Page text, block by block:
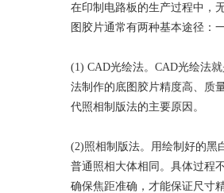
在印制电路板的生产过程中，
图胶片通常有两种基本途径：
(1) CAD光绘法。CAD光绘法
法制作的底图胶片精度高、质
代照相制版法的主要原因。
(2)照相制版法。用绘制好的黑
普通照相大体相同。具体过程
确保焦距准确，才能保证尺寸